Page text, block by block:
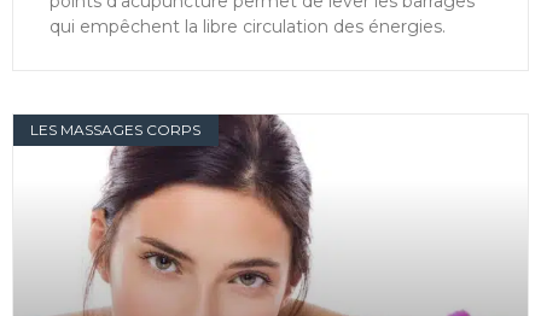
qui empêchent la libre circulation des énergies.
LES MASSAGES CORPS